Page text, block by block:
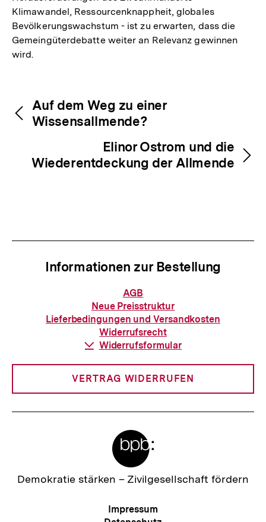
Klimawandel, Ressourcenknappheit, globales
Bevölkerungswachstum - ist zu erwarten, dass die
Gemeingüterdebatte weiter an Relevanz gewinnen
wird.
Inhaltsnavigation
Inhaltsnavigation
Auf dem Weg zu einer
Wissensallmende?
Elinor Ostrom und die
Wiederentdeckung der Allmende
Informationen zur Bestellung
Informationen
zur
Bestellung
AGB
Neue Preisstruktur
Lieferbedingungen und Versandkosten
Widerrufsrecht
Download-
Widerrufsformular
VERTRAG WIDERRUFEN
Zur
Demokratie stärken – Zivilgesellschaft fördern
Meta-
Impressum